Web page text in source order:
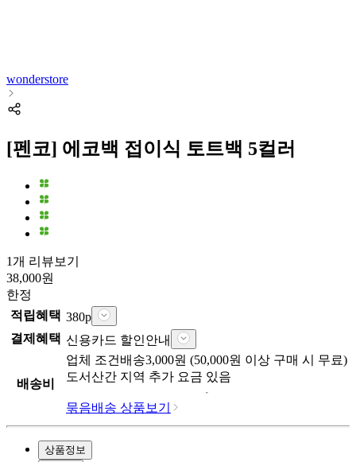
wonderstore
[펜코] 에코백 접이식 토트백 5컬러
1개 리뷰보기
38,000원
한정
적립혜택 380p
결제혜택 신용카드 할인안내
배송비
업체 조건배송3,000원 (50,000원 이상 구매 시 무료)
도서산간 지역 추가 요금 있음
묶음배송 상품보기
상품정보